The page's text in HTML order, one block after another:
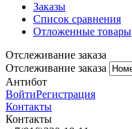
Заказы
Список сравнения
Отложенные товары
Отслеживание заказа
Отслеживание заказа
Антибот
ВойтиРегистрация
Контакты
Контакты